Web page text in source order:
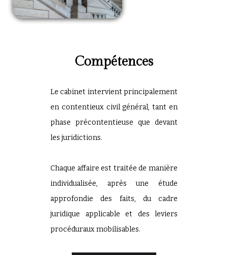
Compétences
Le cabinet intervient principalement
en contentieux civil général, tant en
phase précontentieuse que devant
les juridictions.
Chaque affaire est traitée de manière
individualisée, après une étude
approfondie des faits, du cadre
juridique applicable et des leviers
procéduraux mobilisables.